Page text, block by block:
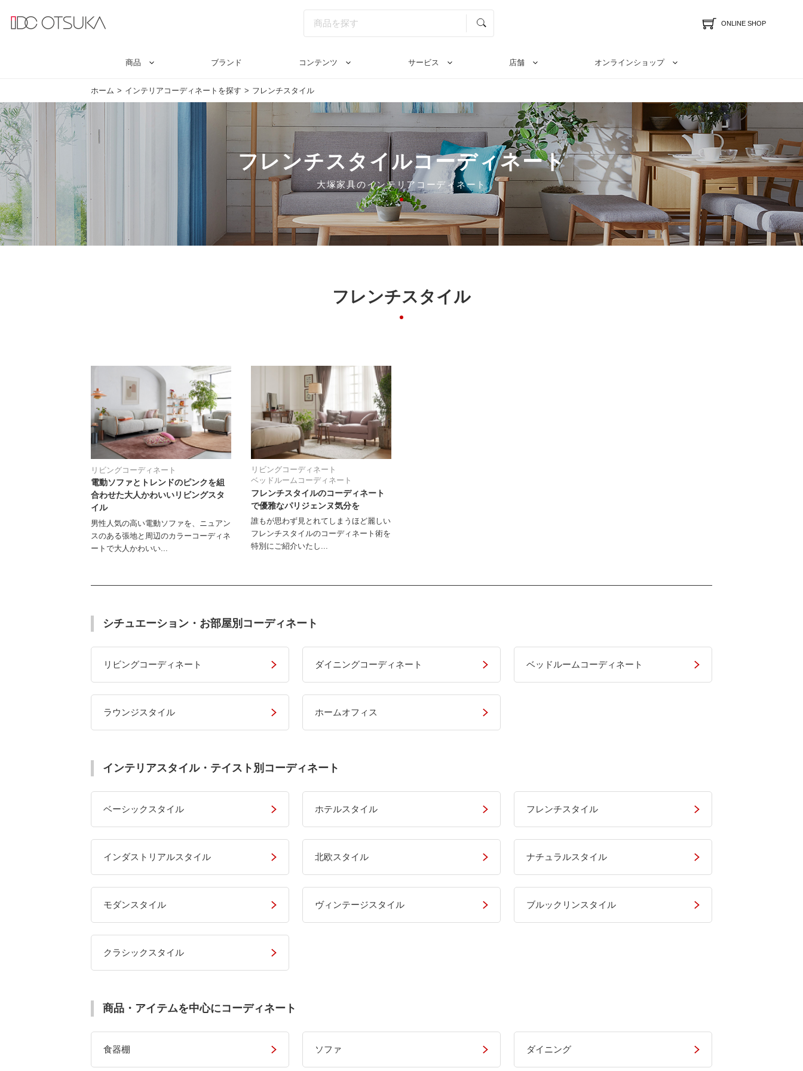
ONLINE SHOP
商品 ブランド コンテンツ サービス 店舗 オンラインショップ
ホーム インテリアコーディネートを探す フレンチスタイル
フレンチスタイルコーディネート
大塚家具のインテリアコーディネート
フレンチスタイル
リビングコーディネート
電動ソファとトレンドのピンクを組
合わせた大人かわいいリビングスタ
イル
男性人気の高い電動ソファを、ニュアン
スのある張地と周辺のカラーコーディネ
ートで大人かわいい...
リビングコーディネート
ベッドルームコーディネート
フレンチスタイルのコーディネート
で優雅なパリジェンヌ気分を
誰もが思わず見とれてしまうほど麗しい
フレンチスタイルのコーディネート術を
特別にご紹介いたし...
シチュエーション・お部屋別コーディネート
リビングコーディネート ダイニングコーディネート ベッドルームコーディネート
ラウンジスタイル ホームオフィス
インテリアスタイル・テイスト別コーディネート
ベーシックスタイル ホテルスタイル フレンチスタイル
インダストリアルスタイル 北欧スタイル ナチュラルスタイル
モダンスタイル ヴィンテージスタイル ブルックリンスタイル
クラシックスタイル
商品・アイテムを中心にコーディネート
食器棚 ソファ ダイニング